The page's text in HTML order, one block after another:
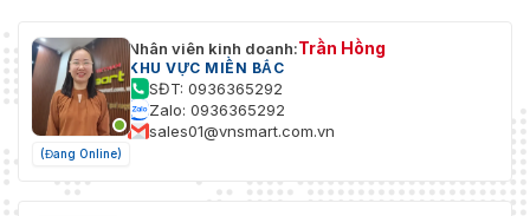
(Đang Online)
Nhân viên kinh doanh:Trần Hồng
KHU VỰC MIỀN BẮC
SĐT: 0936365292
Zalo: 0936365292
sales01@vnsmart.com.vn